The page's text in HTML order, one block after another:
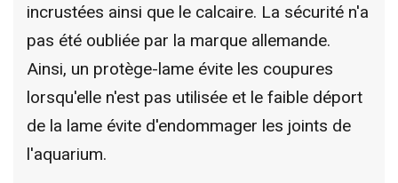
incrustées ainsi que le calcaire. La sécurité n'a
pas été oubliée par la marque allemande.
Ainsi, un protège-lame évite les coupures
lorsqu'elle n'est pas utilisée et le faible déport
de la lame évite d'endommager les joints de
l'aquarium.